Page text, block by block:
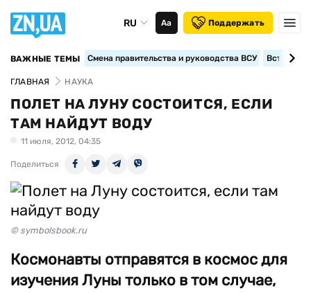
RU Аа Поддержать
ВАЖНЫЕ ТЕМЫ Смена правительства и руководства ВСУ
ГЛАВНАЯ НАУКА
ПОЛЕТ НА ЛУНУ СОСТОИТСЯ, ЕСЛИ
ТАМ НАЙДУТ ВОДУ
11 июля, 2012, 04:35
Поделиться
© symbolsbook.ru
Космонавты отправятся в космос для
изучения Луны только в том случае,